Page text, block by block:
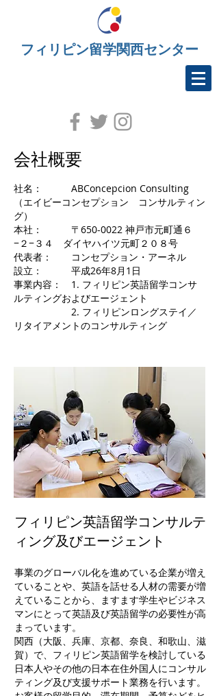
フィリピン留学関西センター
会社概要
社名： ABConcepcion Consulting
（エイビーコンセプション コンサルティン
グ）
本社： 〒650-0022 神戸市元町通６
−２−３４ ダイヤハイツ元町２０８号
代表者： コンセプション・アーネル
設立： 平成26年8月1日
事業内容： 1. フィリピン英語留学コンサ
ルティングおよびエージェント
2. フィリピンロングステイ／
リタイアメントのコンサルティング
フィリピン英語留学コンサルテ
ィング及びエージェント
事業のグローバル化を進めている企業が増え
ていることや、英語を話せる人材の需要が増
えていることから、ますます学生やビジネス
マンにとって英語及び英語留学の必要性が高
まっています。
関西（大阪、兵庫、京都、奈良、和歌山、滋
賀）で、フィリピン英語留学を検討している
日本人やその他の日本在住外国人にコンサル
ティング及び支援サポート業務を行います。